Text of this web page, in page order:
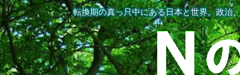
転換期の真っ只中にある日本と世界。政治